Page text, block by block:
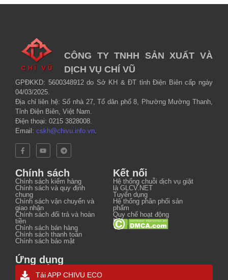
CÔNG TY TNHH SẢN XUẤT VÀ
DỊCH VỤ CHÍ VŨ
GPĐKKD: 5600348912 do Sở KH & ĐT tỉnh Điện Biên cấp ngày
04/03/2025.
Địa chỉ liên hệ: Số nhà 27, Tổ dân phố 8, Phường Mường Thanh,
Tỉnh Điện Biên, Việt Nam.
Điện thoại: 0215 3828008.
Email: cskh@chivu.info.vn.
Chính sách
Chính sách kiểm hàng
Chính sách và quy định
chung
Chính sách vận chuyển và
giao nhận
Chính sách đổi trả và hoàn
tiền
Chính sách bán hàng
Chính sách thanh toán
Chính sách bảo mật
Kết nối
Hệ thống chuỗi dịch vụ giặt
là GLCV.NET
Tuyển dụng
Hệ thống phân phối sản
phẩm
Quy chế hoạt động
Nội quy
Ứng dụng
Tải APP CHIVU ECO